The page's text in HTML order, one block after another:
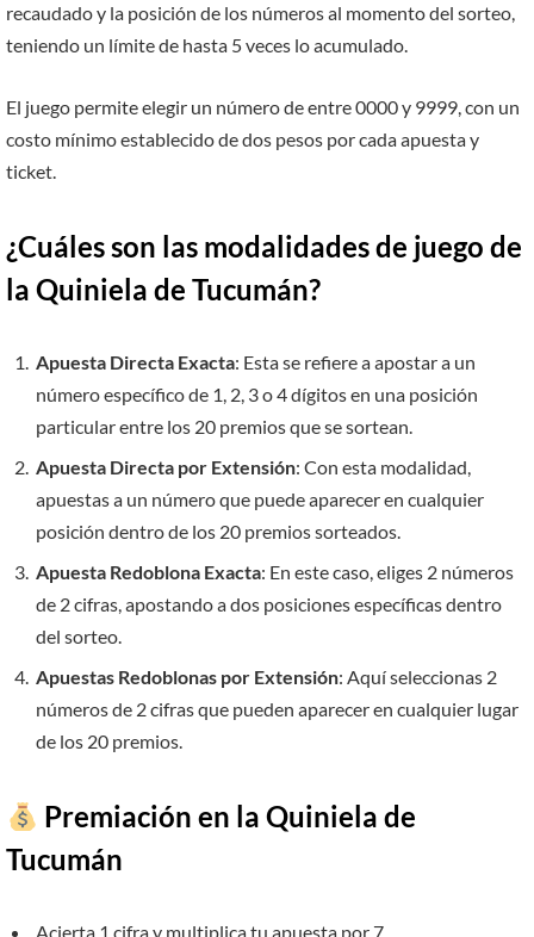
recaudado y la posición de los números al momento del sorteo,
teniendo un límite de hasta 5 veces lo acumulado.
El juego permite elegir un número de entre 0000 y 9999, con un
costo mínimo establecido de dos pesos por cada apuesta y
ticket.
¿Cuáles son las modalidades de juego de
la Quiniela de Tucumán?
Apuesta Directa Exacta: Esta se refiere a apostar a un
número específico de 1, 2, 3 o 4 dígitos en una posición
particular entre los 20 premios que se sortean.
Apuesta Directa por Extensión: Con esta modalidad,
apuestas a un número que puede aparecer en cualquier
posición dentro de los 20 premios sorteados.
Apuesta Redoblona Exacta: En este caso, eliges 2 números
de 2 cifras, apostando a dos posiciones específicas dentro
del sorteo.
Apuestas Redoblonas por Extensión: Aquí seleccionas 2
números de 2 cifras que pueden aparecer en cualquier lugar
de los 20 premios.
Premiación en la Quiniela de
Tucumán
Acierta 1 cifra y multiplica tu apuesta por 7.